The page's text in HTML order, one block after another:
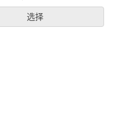
选择